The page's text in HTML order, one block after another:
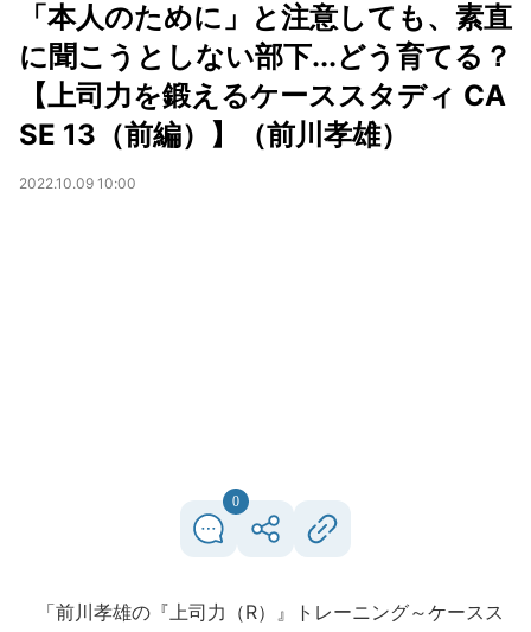
「本人のために」と注意しても、素直
に聞こうとしない部下...どう育てる？
【上司力を鍛えるケーススタディ CA
SE 13（前編）】（前川孝雄）
2022.10.09 10:00
0
「前川孝雄の『上司力（R）』トレーニング～ケースス